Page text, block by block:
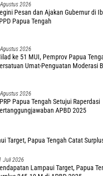
2026
Pesan dan Ajakan Gubernur di
Papua Tengah
2026
ke 51 MUI, Pemprov Papua
Umat-Penguatan Moderasi
2026
Papua Tengah Setujui Raperdasi
APBD 2025
Juli 2026
Lampaui Target, Papua